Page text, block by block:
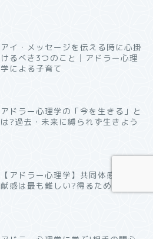
アイ・メッセージを伝える時に心掛
けるべき3つのこと│アドラー心理
学による子育て
アドラー心理学の「今を生きる」と
は?過去・未来に縛られず生きよう
【アドラー心理学】共同体感覚の貢
献感は最も難しい?得るためには?